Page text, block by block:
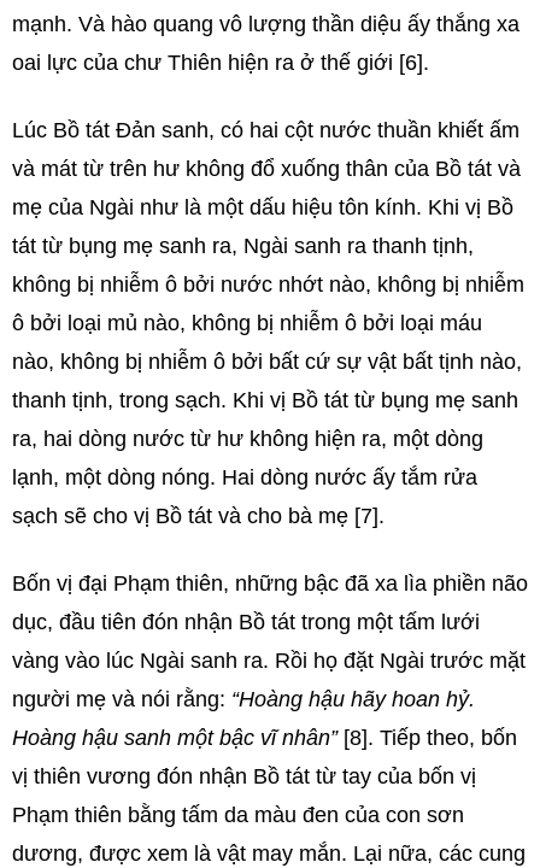
mạnh. Và hào quang vô lượng thần diệu ấy thắng xa
oai lực của chư Thiên hiện ra ở thế giới [6].
Lúc Bồ tát Đản sanh, có hai cột nước thuần khiết ấm
và mát từ trên hư không đổ xuống thân của Bồ tát và
mẹ của Ngài như là một dấu hiệu tôn kính. Khi vị Bồ
tát từ bụng mẹ sanh ra, Ngài sanh ra thanh tịnh,
không bị nhiễm ô bởi nước nhớt nào, không bị nhiễm
ô bởi loại mủ nào, không bị nhiễm ô bởi loại máu
nào, không bị nhiễm ô bởi bất cứ sự vật bất tịnh nào,
thanh tịnh, trong sạch. Khi vị Bồ tát từ bụng mẹ sanh
ra, hai dòng nước từ hư không hiện ra, một dòng
lạnh, một dòng nóng. Hai dòng nước ấy tắm rửa
sạch sẽ cho vị Bồ tát và cho bà mẹ [7].
Bốn vị đại Phạm thiên, những bậc đã xa lìa phiền não
dục, đầu tiên đón nhận Bồ tát trong một tấm lưới
vàng vào lúc Ngài sanh ra. Rồi họ đặt Ngài trước mặt
người mẹ và nói rằng: “Hoàng hậu hãy hoan hỷ.
Hoàng hậu sanh một bậc vĩ nhân”[8]. Tiếp theo, bốn
vị thiên vương đón nhận Bồ tát từ tay của bốn vị
Phạm thiên bằng tấm da màu đen của con sơn
dương, được xem là vật may mắn. Lại nữa, các cung